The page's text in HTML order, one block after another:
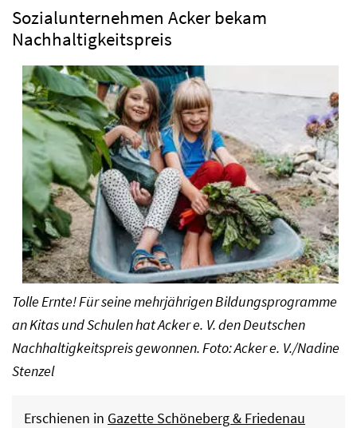
Sozialunternehmen Acker bekam
Nachhaltigkeitspreis
Tolle Ernte! Für seine mehrjährigen Bildungsprogramme
an Kitas und Schulen hat Acker e. V. den Deutschen
Nachhaltigkeitspreis gewonnen. Foto: Acker e. V./Nadine
Stenzel
Erschienen in Gazette Schöneberg & Friedenau